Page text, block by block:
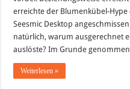
erreichte der Blumenkübel-
Seesmic Desktop
natürlich, warum ausgerechnet
auslöste? Im Grunde genommen
Weiterlesen »